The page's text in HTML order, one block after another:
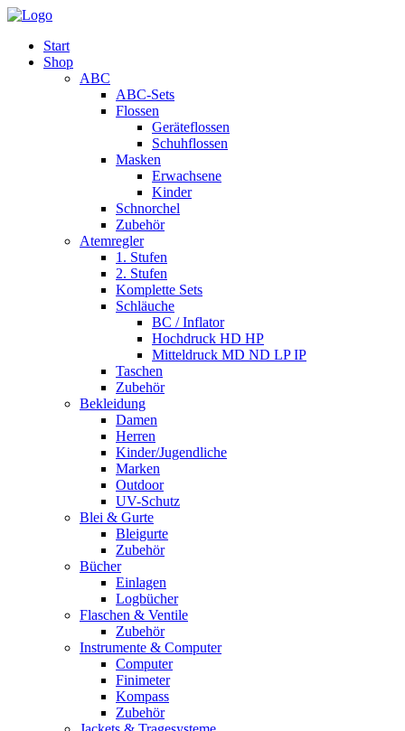
Start
Shop
ABC
ABC-Sets
Flossen
Geräteflossen
Schuhflossen
Masken
Erwachsene
Kinder
Schnorchel
Zubehör
Atemregler
1. Stufen
2. Stufen
Komplette Sets
Schläuche
BC / Inflator
Hochdruck HD HP
Mitteldruck MD ND LP IP
Taschen
Zubehör
Bekleidung
Damen
Herren
Kinder/Jugendliche
Marken
Outdoor
UV-Schutz
Blei & Gurte
Bleigurte
Zubehör
Bücher
Einlagen
Logbücher
Flaschen & Ventile
Zubehör
Instrumente & Computer
Computer
Finimeter
Kompass
Zubehör